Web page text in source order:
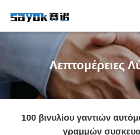
Λεπτομέρειες
100 βινυλίου γαντιών
γραμμών